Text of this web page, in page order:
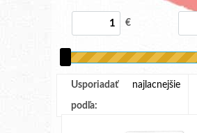
€
Usporiadať
podľa:
najlacnejšie